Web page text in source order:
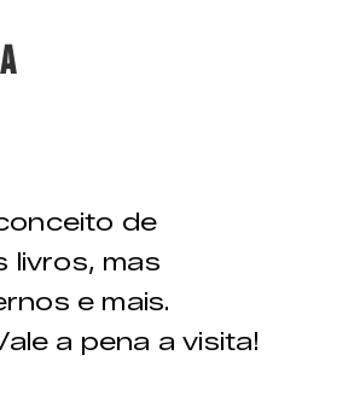
de
livros, mas
e mais.
a pena a visita!